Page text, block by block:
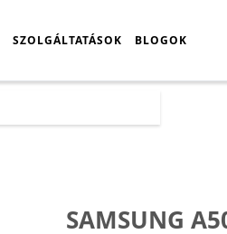
SZOLGÁLTATÁSOK BLOGOK
SAMSUNG